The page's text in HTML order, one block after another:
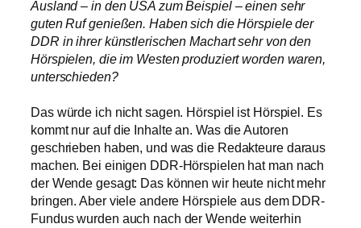
Ausland – in den USA zum Beispiel – einen sehr
guten Ruf genießen. Haben sich die Hörspiele der
DDR in ihrer künstlerischen Machart sehr von den
Hörspielen, die im Westen produziert worden waren,
unterschieden?
Das würde ich nicht sagen. Hörspiel ist Hörspiel. Es
kommt nur auf die Inhalte an. Was die Autoren
geschrieben haben, und was die Redakteure daraus
machen. Bei einigen DDR-Hörspielen hat man nach
der Wende gesagt: Das können wir heute nicht mehr
bringen. Aber viele andere Hörspiele aus dem DDR-
Fundus wurden auch nach der Wende weiterhin